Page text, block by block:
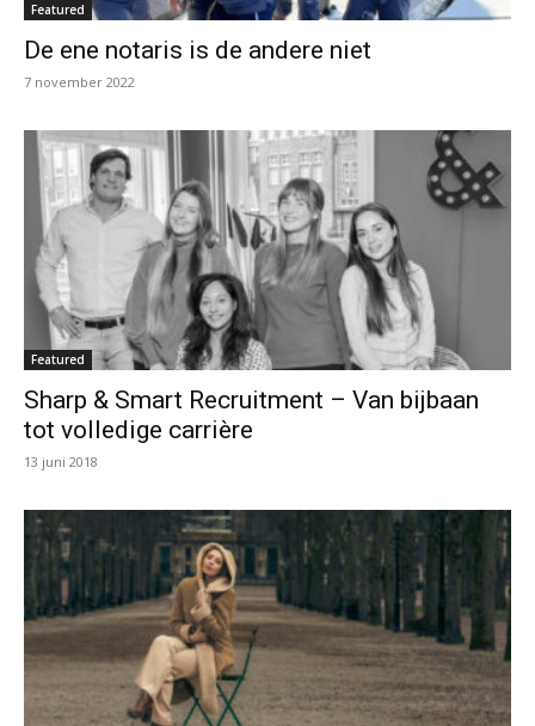
Featured
De ene notaris is de andere niet
7 november 2022
Featured
Sharp & Smart Recruitment – Van bijbaan
tot volledige carrière
13 juni 2018